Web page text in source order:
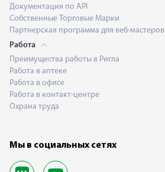
Документация по API
Собственные Торговые Марки
Партнерская программа для веб-мастеров
Работа
Преимущества работы в Ригла
Работа в аптеке
Работа в офисе
Работа в контакт-центре
Охрана труда
Мы в социальных сетях